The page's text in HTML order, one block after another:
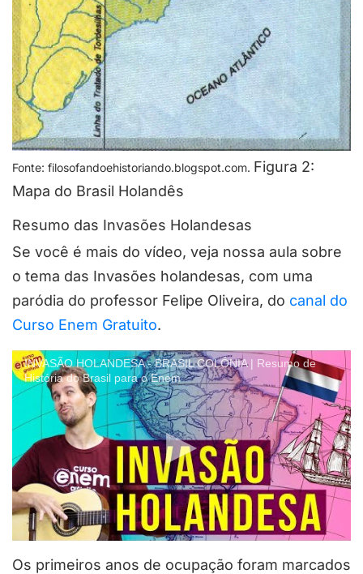
Fonte: filosofandoehistoriando.blogspot.com. Figura 2:
Mapa do Brasil Holandês
Resumo das Invasões Holandesas
Se você é mais do vídeo, veja nossa aula sobre
o tema das Invasões holandesas, com uma
paródia do professor Felipe Oliveira, do canal do
Curso Enem Gratuito.
INVASÃO HOLANDESA - BRASIL COLÔNIA | Resumo de
História do Brasil para o Enem
Os primeiros anos de ocupação foram marcados